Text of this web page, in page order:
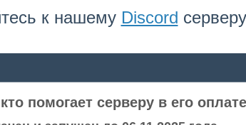
к нашему Discord
помогает серверу в его